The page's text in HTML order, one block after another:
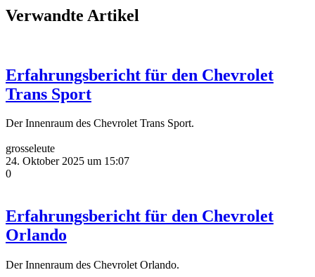
Verwandte Artikel
Erfahrungsbericht für den Chevrolet
Trans Sport
Der Innenraum des Chevrolet Trans Sport.
grosseleute
24. Oktober 2025 um 15:07
0
Erfahrungsbericht für den Chevrolet
Orlando
Der Innenraum des Chevrolet Orlando.